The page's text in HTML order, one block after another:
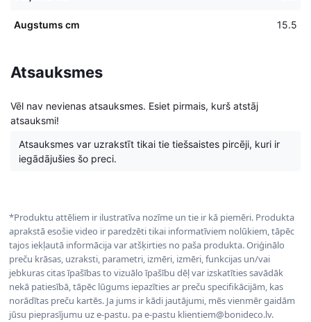
Augstums cm 15.5
Atsauksmes
Vēl nav nevienas atsauksmes. Esiet pirmais, kurš atstāj
atsauksmi!
Atsauksmes var uzrakstīt tikai tie tiešsaistes pircēji, kuri ir
iegādājušies šo preci.
*Produktu attēliem ir ilustratīva nozīme un tie ir kā piemēri. Produkta
aprakstā esošie video ir paredzēti tikai informatīviem nolūkiem, tāpēc
tajos iekļautā informācija var atšķirties no paša produkta. Oriģinālo
preču krāsas, uzraksti, parametri, izmēri, izmēri, funkcijas un/vai
jebkuras citas īpašības to vizuālo īpašību dēļ var izskatīties savādāk
nekā patiesībā, tāpēc lūgums iepazīties ar preču specifikācijām, kas
norādītas preču kartēs. Ja jums ir kādi jautājumi, mēs vienmēr gaidām
jūsu pieprasījumu uz e-pastu. pa e-pastu klientiem@bonideco.lv.